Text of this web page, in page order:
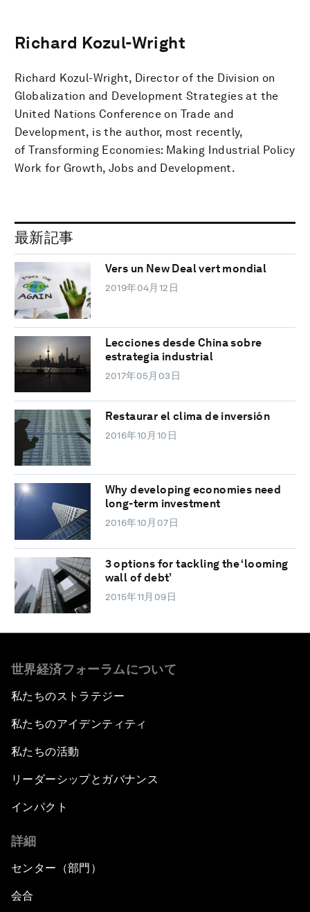
Richard Kozul-Wright
Richard Kozul-Wright, Director of the Division on
Globalization and Development Strategies at the
United Nations Conference on Trade and
Development, is the author, most recently,
of Transforming Economies: Making Industrial Policy
Work for Growth, Jobs and Development.
最新記事
Vers un New Deal vert mondial
2019年04月12日
Lecciones desde China sobre
estrategia industrial
2017年05月03日
Restaurar el clima de inversión
2016年10月10日
Why developing economies need
long-term investment
2016年10月07日
3 options for tackling the ‘looming
wall of debt’
2015年11月09日
世界経済フォーラムについて
私たちのストラテジー
私たちのアイデンティティ
私たちの活動
リーダーシップとガバナンス
インパクト
詳細
センター（部門）
会合